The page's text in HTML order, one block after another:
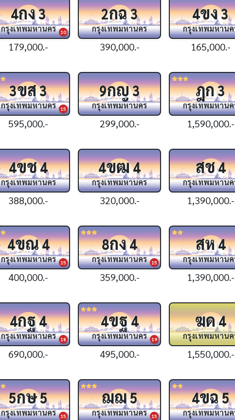
10
4กง3
กรุงเทพมหานคร
179,000.-
2กฉ3
กรุงเทพมหานคร
390,000.-
4ขง3
กรุงเทพมหาน
165,000.-
15
3ขส3
กรุงเทพมหานคร
595,000.-
9กญ3
กรุงเทพมหานคร
299,000.-
ฎก3
กรุงเทพมหาน
1,590,000.-
4ขช4
กรุงเทพมหานคร
388,000.-
4ขฒ4
กรุงเทพมหานคร
320,000.-
สช4
กรุงเทพมหาน
1,390,000.-
15
4ขณ4
กรุงเทพมหานคร
400,000.-
15
8กง4
กรุงเทพมหานคร
359,000.-
สห4
กรุงเทพมหาน
1,390,000.-
18
4กฐ4
กรุงเทพมหานคร
690,000.-
19
4ขฐ4
กรุงเทพมหานคร
495,000.-
ฆด4
กรุงเทพมหาน
1,550,000.-
15
5กษ5
กรุงเทพมหานคร 15
ฌฌ5
กรุงเทพมหานคร
4ขฉ5
กรุงเทพมหาน